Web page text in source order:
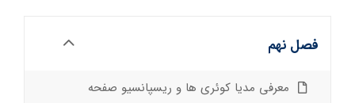
فصل نهم
معرفی مدیا کوئری ها و ریسپانسیو صفحه